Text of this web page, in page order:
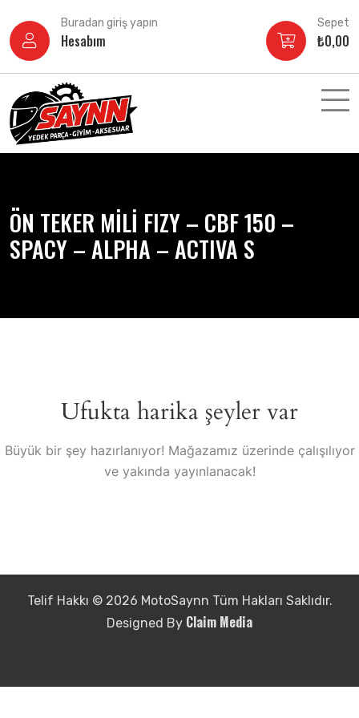
atla
Buradan giriş yapın
Hesabım
Sepet
₺0,00
ÖN TEKER MİLİ FIZY – CBF 150 –
SPACY – ALPHA – ACTIVA S
Ufukta harika şeyler var
Büyük bir şey hazırlanıyor! Mağazamız üzerinde çalışılıyor
ve yakında yayınlanacak!
Telif Hakkı © 2026 MotoSaynn Tüm Hakları Saklıdır.
Designed By Claim Media